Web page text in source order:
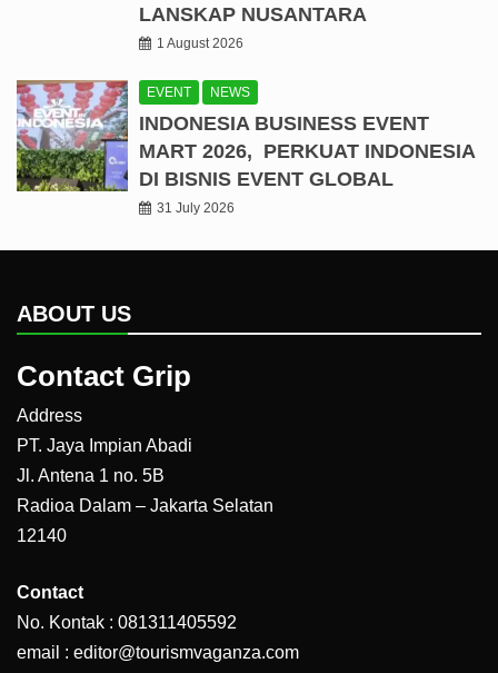
LANSKAP NUSANTARA
1 August 2026
EVENT NEWS
INDONESIA BUSINESS EVENT
MART 2026, PERKUAT INDONESIA
DI BISNIS EVENT GLOBAL
31 July 2026
ABOUT US
Contact Grip
Address
PT. Jaya Impian Abadi
Jl. Antena 1 no. 5B
Radioa Dalam – Jakarta Selatan
12140
Contact
No. Kontak : 081311405592
email : editor@tourismvaganza.com